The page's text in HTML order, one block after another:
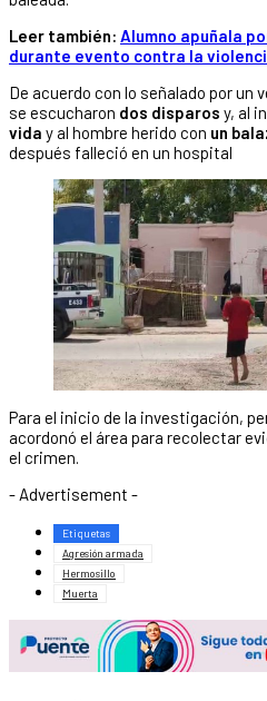
Leer también: Alumno apuñala
durante evento contra la
De acuerdo con lo señalado por un
se escucharon dos disparos y, al
vida y al hombre herido con un
después falleció en un hospital
Para el inicio de la investigación,
acordonó el área para recolectar
el crimen.
- Advertisement -
Etiquetas
Agresión armada
Hermosillo
Muerta